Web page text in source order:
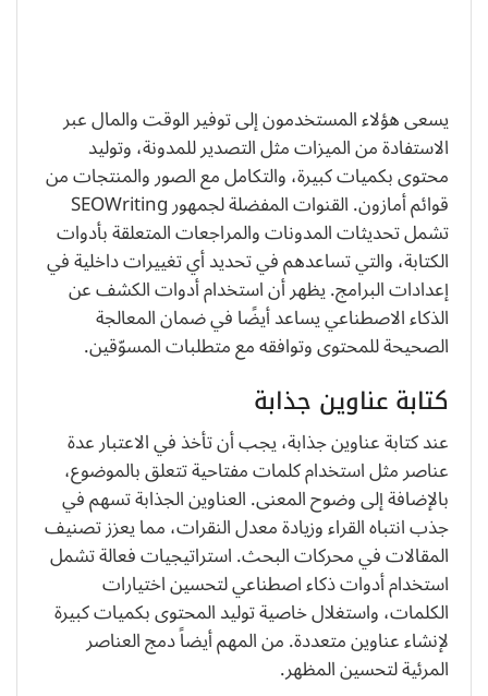
يسعى هؤلاء المستخدمون إلى توفير الوقت والمال عبر
الاستفادة من الميزات مثل التصدير للمدونة، وتوليد
محتوى بكميات كبيرة، والتكامل مع الصور والمنتجات من
قوائم أمازون. القنوات المفضلة لجمهور SEOWriting
تشمل تحديثات المدونات والمراجعات المتعلقة بأدوات
الكتابة، والتي تساعدهم في تحديد أي تغييرات داخلية في
إعدادات البرامج. يظهر أن استخدام أدوات الكشف عن
الذكاء الاصطناعي يساعد أيضًا في ضمان المعالجة
الصحيحة للمحتوى وتوافقه مع متطلبات المسوّقين.
كتابة عناوين جذابة
عند كتابة عناوين جذابة، يجب أن تأخذ في الاعتبار عدة
عناصر مثل استخدام كلمات مفتاحية تتعلق بالموضوع،
بالإضافة إلى وضوح المعنى. العناوين الجذابة تسهم في
جذب انتباه القراء وزيادة معدل النقرات، مما يعزز تصنيف
المقالات في محركات البحث. استراتيجيات فعالة تشمل
استخدام أدوات ذكاء اصطناعي لتحسين اختيارات
الكلمات، واستغلال خاصية توليد المحتوى بكميات كبيرة
لإنشاء عناوين متعددة. من المهم أيضاً دمج العناصر
المرئية لتحسين المظهر.